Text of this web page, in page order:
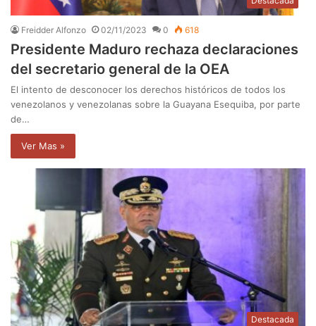
Freidder Alfonzo 02/11/2023 0 618
Presidente Maduro rechaza declaraciones
del secretario general de la OEA
El intento de desconocer los derechos históricos de todos los
venezolanos y venezolanas sobre la Guayana Esequiba, por parte
de…
Ver Mas »
Destacada